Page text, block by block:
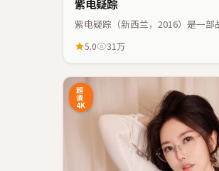
紫电疑踪
紫电疑踪（新西兰，2016）是一
紧凑。
5.0 31万
超
清
4K